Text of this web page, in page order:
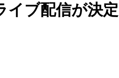
ブ配信が決